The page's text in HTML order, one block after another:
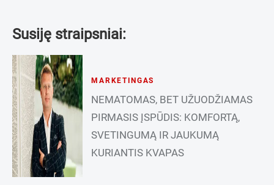
Susiję straipsniai:
MARKETINGAS
NEMATOMAS, BET UŽUODŽIAMAS
PIRMASIS ĮSPŪDIS: KOMFORTĄ,
SVETINGUMĄ IR JAUKUMĄ
KURIANTIS KVAPAS